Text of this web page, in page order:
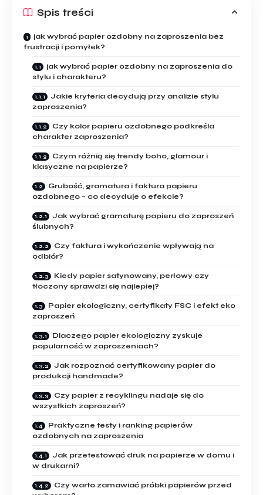
Spis treści
jak wybrać papier ozdobny na zaproszenia bez
frustracji i pomyłek?
jak wybrać papier ozdobny na zaproszenia do
stylu i charakteru?
Jakie kryteria decydują przy analizie stylu
zaproszenia?
Czy kolor papieru ozdobnego podkreśla
charakter zaproszenia?
Czym różnią się trendy boho, glamour i
klasyczne na papierze?
Grubość, gramatura i faktura papieru
ozdobnego – co decyduje o efekcie?
Jak wybrać gramaturę papieru do zaproszeń
ślubnych?
Czy faktura i wykończenie wpływają na
odbiór?
Kiedy papier satynowany, perłowy czy
tłoczony sprawdzi się najlepiej?
Papier ekologiczny, certyfikaty FSC i efekt eko
zaproszeń
Dlaczego papier ekologiczny zyskuje
popularność w zaproszeniach?
Jak rozpoznać certyfikowany papier do
produkcji handmade?
Czy papier z recyklingu nadaje się do
wszystkich zaproszeń?
Praktyczne testy i ranking papierów
ozdobnych na zaproszenia
Jak przetestować druk na papierze w domu i
w drukarni?
Czy warto zamawiać próbki papierów przed